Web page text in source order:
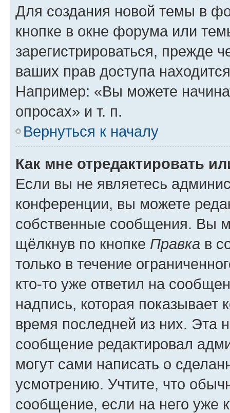
Для создания новой темы в
кнопке в окне форума или
зарегистрироваться, прежде
ваших прав доступа
Например: «Вы можете
опросах» и т. п.
Вернуться к началу
Как мне отредактировать
Если вы не являетесь
конференции, вы можете
собственные сообщения. Вы
щёлкнув по кнопке Правка в
только в течение
кто-то уже ответил на
надпись, которая показывает
время последней из них. Эта
сообщение редактировал
могут сами написать о
усмотрению. Учтите, что
сообщение, если на него уже